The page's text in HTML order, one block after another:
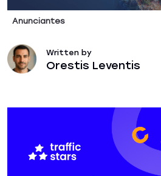
Anunciantes
Written by
Orestis Leventis